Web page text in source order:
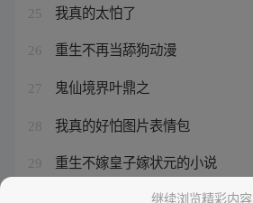
25 我真的太怕了
26 重生不再当舔狗动漫
27 鬼仙境界叶鼎之
28 我真的好怕图片表情包
29 重生不嫁皇子嫁状元的小说
继续浏览精彩内容